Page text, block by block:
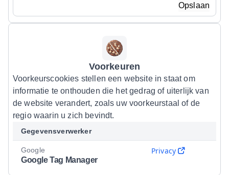
Opslaan
Voorkeuren
Voorkeurscookies stellen een website in staat om
informatie te onthouden die het gedrag of uiterlijk van
de website verandert, zoals uw voorkeurstaal of de
regio waarin u zich bevindt.
Gegevensverwerker
Google
Google Tag Manager
Privacy